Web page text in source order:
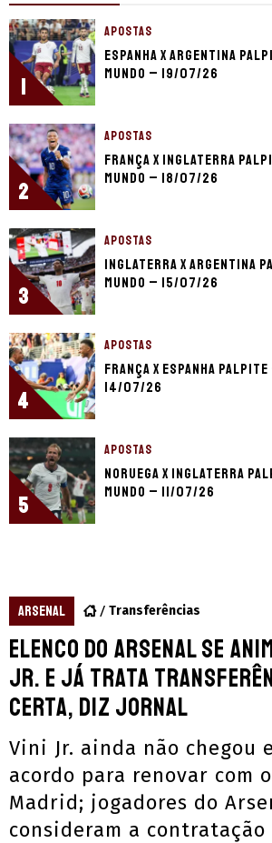
1
APOSTAS
Espanha x Argentina
Mundo – 19/07/26
2
APOSTAS
França x Inglaterra
Mundo – 18/07/26
3
APOSTAS
Inglaterra x Argentina
Mundo – 15/07/26
4
APOSTAS
França x Espanha palpite
14/07/26
5
APOSTAS
Noruega x Inglaterra
Mundo – 11/07/26
ARSENAL Transferências
Elenco do Arsenal se
Jr. e já trata
certa, diz jornal
Vini Jr. ainda não chegou
acordo para renovar com
Madrid; jogadores do
consideram a contratação